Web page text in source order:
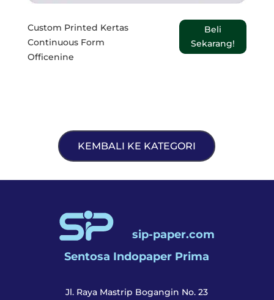
Custom Printed Kertas
Continuous Form
Officenine
Beli
Sekarang!
KEMBALI KE KATEGORI
sip-paper.com
Sentosa Indopaper Prima
Jl. Raya Mastrip Bogangin No. 23